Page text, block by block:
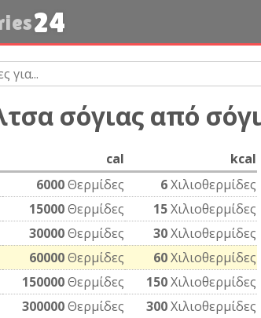
24
σόγιας από
cal
kcal
6000Θερμίδες 6Χιλιοθερμίδες
15000Θερμίδες 15Χιλιοθερμίδες
30000Θερμίδες 30Χιλιοθερμίδες
60000Θερμίδες 60Χιλιοθερμίδες
150000Θερμίδες 150Χιλιοθερμίδες
300000Θερμίδες 300Χιλιοθερμίδες